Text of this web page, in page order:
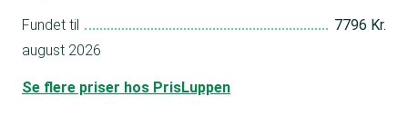
Fundet til
7796 Kr.
august 2026
Se flere priser hos PrisLuppen